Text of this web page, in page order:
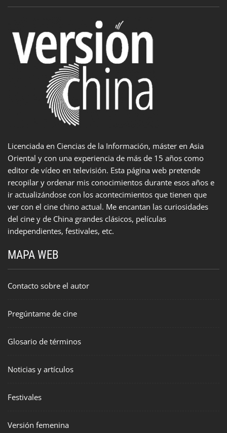
Licenciada en Ciencias de la Información, máster en Asia
Oriental y con una experiencia de más de 15 años como
editor de vídeo en televisión. Esta página web pretende
recopilar y ordenar mis conocimientos durante esos años e
ir actualizándose con los acontecimientos que tienen que
ver con el cine chino actual. Me encantan las curiosidades
del cine y de China grandes clásicos, películas
independientes, festivales, etc.
MAPA WEB
Contacto sobre el autor
Pregúntame de cine
Glosario de términos
Noticias y artículos
Festivales
Versión femenina